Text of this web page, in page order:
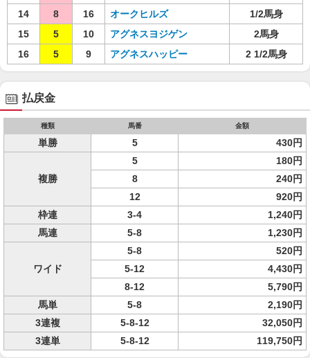
14
8 16 オークヒルズ
1/2馬身
15
5 10 アグネスヨジゲン
2馬身
16
5 9 アグネスハッピー 2 1/2馬身
払戻金
種類 馬番 金額
単勝 5 430円
複勝
5
180円
8
240円
12
920円
枠連
3-4
1,240円
馬連
5-8 1,230円
ワイド
5-8
520円
5-12
4,430円
8-12
5,790円
馬単
5-8
2,190円
3連複
5-8-12
32,050円
3連単
5-8-12 119,750円